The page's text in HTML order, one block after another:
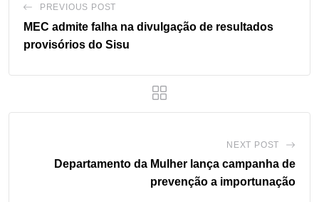
PREVIOUS POST
MEC admite falha na divulgação de resultados
provisórios do Sisu
NEXT POST
Departamento da Mulher lança campanha de
prevenção a importunação